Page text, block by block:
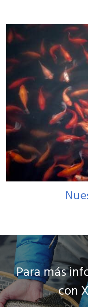
Para más
con